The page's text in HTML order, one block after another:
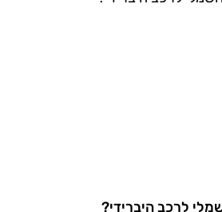
לרכב היברידי?